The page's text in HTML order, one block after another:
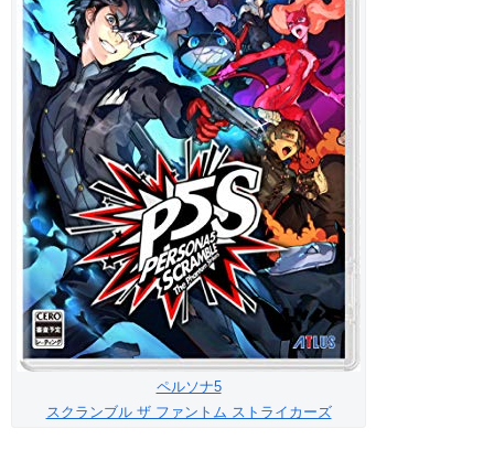
ペルソナ5
スクランブル ザ ファントム ストライカーズ